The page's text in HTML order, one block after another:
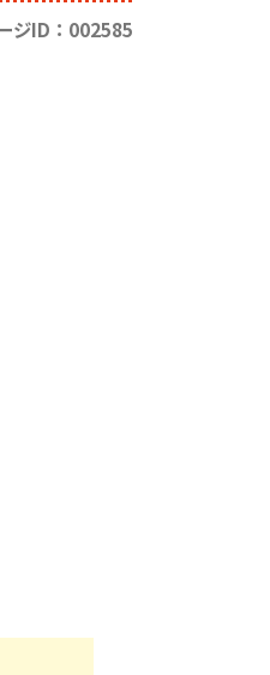
ジID：002585